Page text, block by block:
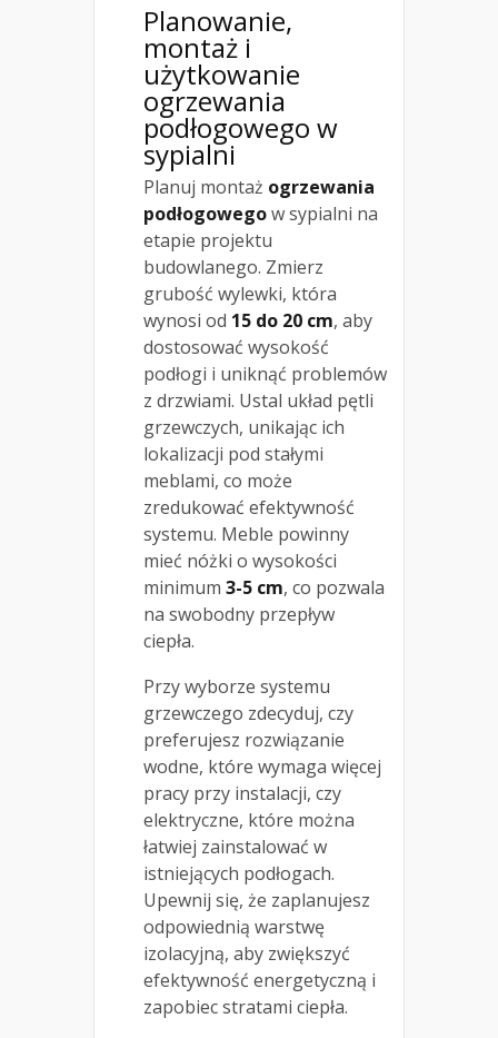
Planowanie,
montaż i
użytkowanie
ogrzewania
podłogowego w
sypialni
Planuj montaż ogrzewania
podłogowegow sypialni na
etapie projektu
budowlanego. Zmierz
grubość wylewki, która
wynosi od 15 do 20 cm, aby
dostosować wysokość
podłogi i uniknąć problemów
z drzwiami. Ustal układ pętli
grzewczych, unikając ich
lokalizacji pod stałymi
meblami, co może
zredukować efektywność
systemu. Meble powinny
mieć nóżki o wysokości
minimum 3-5 cm, co pozwala
na swobodny przepływ
ciepła.
Przy wyborze systemu
grzewczego zdecyduj, czy
preferujesz rozwiązanie
wodne, które wymaga więcej
pracy przy instalacji, czy
elektryczne, które można
łatwiej zainstalować w
istniejących podłogach.
Upewnij się, że zaplanujesz
odpowiednią warstwę
izolacyjną, aby zwiększyć
efektywność energetyczną i
zapobiec stratami ciepła.